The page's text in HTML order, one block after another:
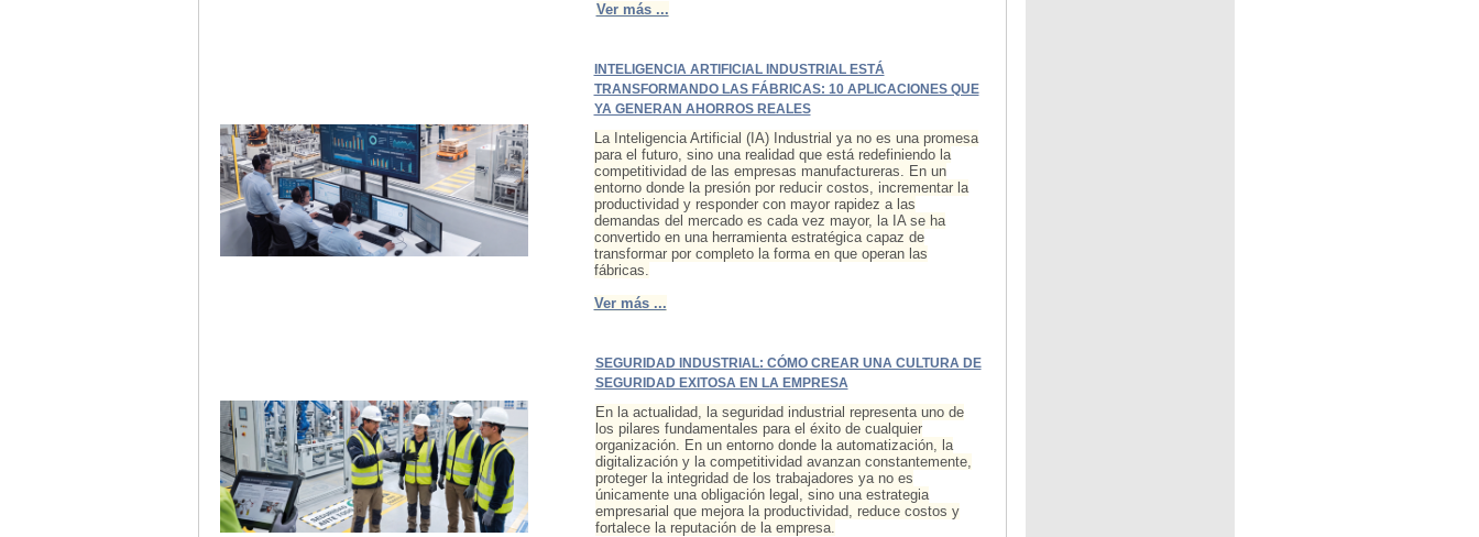
Ver más ...
INTELIGENCIA ARTIFICIAL INDUSTRIAL ESTÁ
TRANSFORMANDO LAS FÁBRICAS: 10 APLICACIONES QUE
YA GENERAN AHORROS REALES
La Inteligencia Artificial (IA) Industrial ya no es una promesa
para el futuro, sino una realidad que está redefiniendo la
competitividad de las empresas manufactureras. En un
entorno donde la presión por reducir costos, incrementar la
productividad y responder con mayor rapidez a las
demandas del mercado es cada vez mayor, la IA se ha
convertido en una herramienta estratégica capaz de
transformar por completo la forma en que operan las
fábricas.
Ver más ...
SEGURIDAD INDUSTRIAL: CÓMO CREAR UNA CULTURA DE
SEGURIDAD EXITOSA EN LA EMPRESA
En la actualidad, la seguridad industrial representa uno de
los pilares fundamentales para el éxito de cualquier
organización. En un entorno donde la automatización, la
digitalización y la competitividad avanzan constantemente,
proteger la integridad de los trabajadores ya no es
únicamente una obligación legal, sino una estrategia
empresarial que mejora la productividad, reduce costos y
fortalece la reputación de la empresa.